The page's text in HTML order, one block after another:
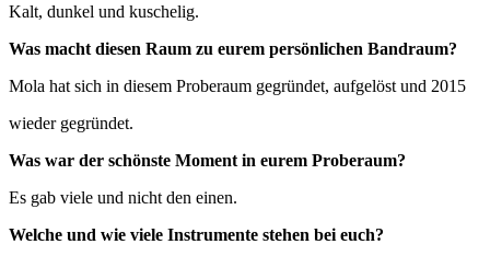
Kalt, dunkel und kuschelig.
Was macht diesen Raum zu eurem persönlichen Bandraum?
Mola hat sich in diesem Proberaum gegründet, aufgelöst und 2015
wieder gegründet.
Was war der schönste Moment in eurem Proberaum?
Es gab viele und nicht den einen.
Welche und wie viele Instrumente stehen bei euch?